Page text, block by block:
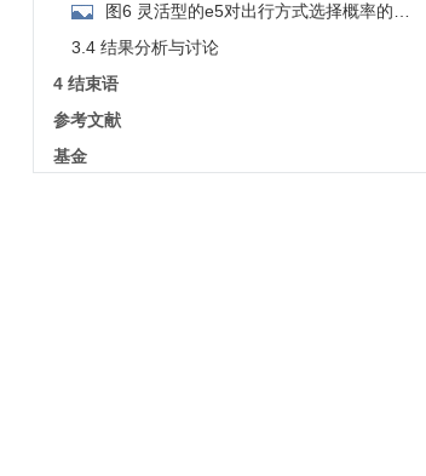
图6 灵活型的e5对出行方式选择概率的影
3.4 结果分析与讨论
4 结束语
参考文献
基金